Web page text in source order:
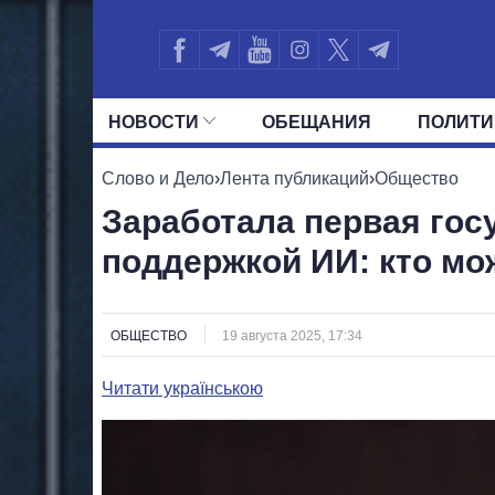
НОВОСТИ ОБЕЩАНИЯ
ВСЕ ПОЛИТИКИ ПРЕЗИДЕНТ И
Слово и Дело›Лента публикаций›Общество
Заработала первая
поддержкой ИИ: кто
ОБЩЕСТВО 19 августа 2025, 17:34
Читати українською